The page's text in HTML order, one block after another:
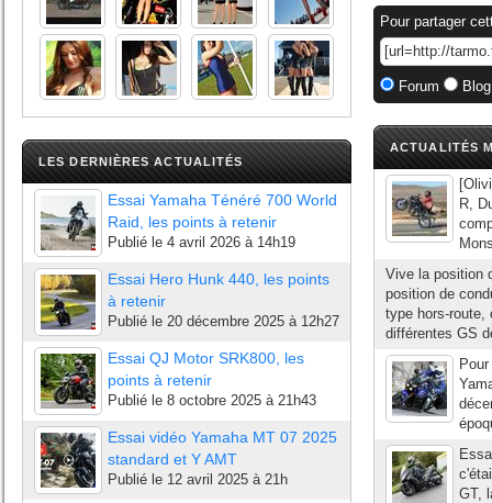
LES DERNIÈRES ACTUALITÉS
Essai Yamaha Ténéré 700 World
Raid, les points à retenir
Publié le 4 avril 2026 à 14h19
Essai Hero Hunk 440, les points
à retenir
Publié le 20 décembre 2025 à 12h27
Essai QJ Motor SRK800, les
points à retenir
Publié le 8 octobre 2025 à 21h43
Essai vidéo Yamaha MT 07 2025
standard et Y AMT
Publié le 12 avril 2025 à 21h
Pour partager
Forum
ACTUALITÉS
R,
Vive la position
position de
type hors-route,
différentes GS
GT,